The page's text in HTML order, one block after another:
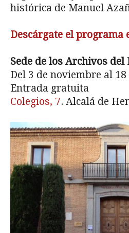
histórica de Manuel
Descárgate el programa
Sede de los Archivos
Del 3 de noviembre al
Entrada gratuita
Colegios, 7. Alcalá de